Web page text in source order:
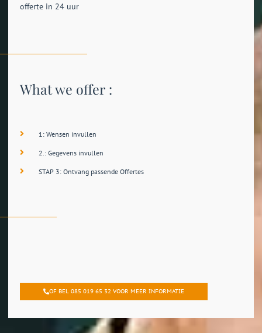
offerte in 24 uur
What we offer :
1: Wensen invullen
2.: Gegevens invullen
STAP 3: Ontvang passende Offertes
OF BEL 085 019 65 32 VOOR MEER INFORMATIE